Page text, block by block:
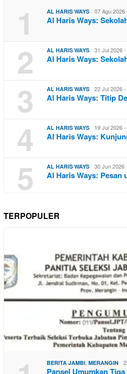
1 AL HARIS WAYS 07 Agu 2026
Al Haris Ways:
2 AL HARIS WAYS 31 Jul 2026
Al Haris Ways:
3 AL HARIS WAYS 22 Jul 2026
Al Haris Ways: Titip
4 AL HARIS WAYS 19 Jul 2026
Al Haris Ways:
5 AL HARIS WAYS 30 Jun 2026
Al Haris Ways:
TERPOPULER
BERITA JAMBI, MERANGIN
Pansel Umumkan